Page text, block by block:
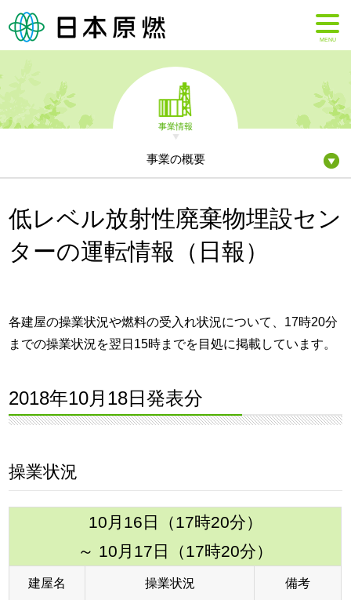
MENU
事業情報
事業の概要
低レベル放射性廃棄物埋設セン
ターの運転情報（日報）
各建屋の操業状況や燃料の受入れ状況について、17時20分
までの操業状況を翌日15時までを目処に掲載しています。
2018年10月18日発表分
操業状況
10月16日（17時20分）
～ 10月17日（17時20分）
建屋名 操業状況 備考